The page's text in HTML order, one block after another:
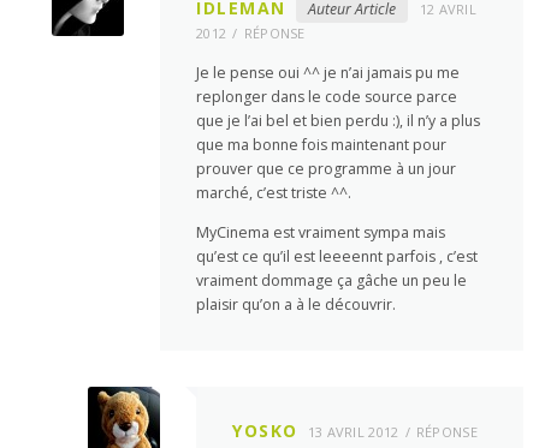
IDLEMAN Auteur Article
12 AVRIL
2012
RÉPONSE
Je le pense oui ^^ je n’ai jamais pu me
replonger dans le code source parce
que je l’ai bel et bien perdu :), il n’y a plus
que ma bonne fois maintenant pour
prouver que ce programme à un jour
marché, c’est triste ^^.
MyCinema est vraiment sympa mais
qu’est ce qu’il est leeeennt parfois , c’est
vraiment dommage ça gâche un peu le
plaisir qu’on a à le découvrir.
YOSKO 13 AVRIL 2012 RÉPONSE